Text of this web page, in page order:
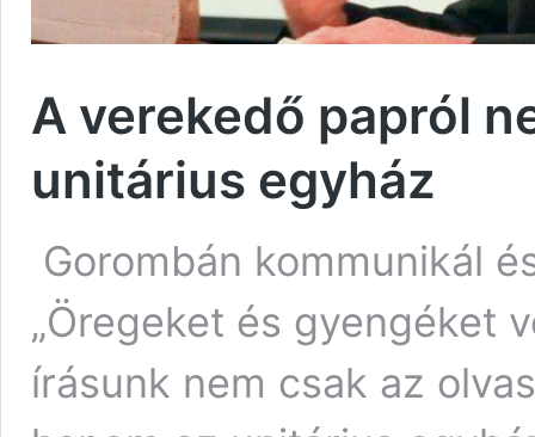
A verekedő papról
unitárius egyház
Gorombán kommunikál
„Öregeket és gyengéket
írásunk nem csak az